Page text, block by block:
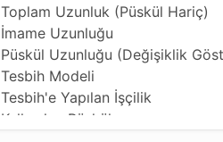
Toplam Uzunluk (Püskül Hariç)
İmame Uzunluğu
Püskül Uzunluğu (Değişiklik
Tesbih Modeli
Tesbih'e Yapılan İşçilik
Kullanılan Püskül